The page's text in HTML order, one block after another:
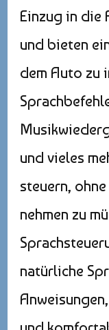
Einzug in die
und bieten
dem Auto zu
und vieles
steuern,
nehmen zu
natürliche